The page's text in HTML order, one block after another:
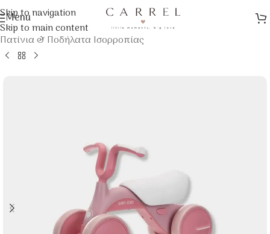
Skip to navigation
Skip to main content
Menu
Αρχική σελίδα/Παιχνίδια /Εξωτερικού Χώρου
Πατίνια & Ποδήλατα Ισορροπίας